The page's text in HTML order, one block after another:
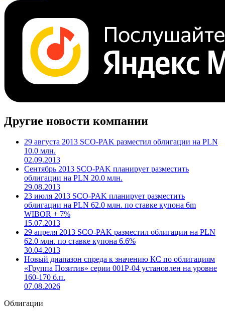
Другие новости компании
29 августа 2013 SCO-PAK разместил облигации на PLN
10.0 млн.
02.09.2013
Cентябрь 2013 SCO-PAK планирует разместить
облигации на PLN 20.0 млн.
29.08.2013
23 июля 2013 SCO-PAK планирует разместить
облигации на PLN 62.0 млн. по ставке купона 6m
WIBOR + 7%
15.07.2013
29 апреля 2013 SCO-PAK разместил облигации на PLN
62.0 млн. по ставке купона 6.6%
30.04.2013
Новый диапазон спреда к значению КС по облигациям
«Группа Позитив» серии 001Р-04 установлен на уровне
160-170 б.п.
07.08.2026
Облигации